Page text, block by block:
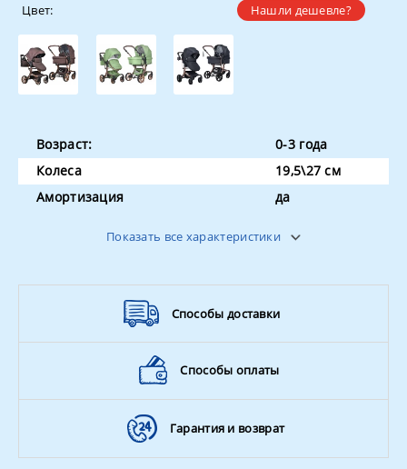
Нашли дешевле?
Цвет:
Возраст:
0-3 года
Колеса
19,5\27 см
Амортизация
да
Показать все характеристики
Способы доставки
Способы оплаты
Гарантия и возврат